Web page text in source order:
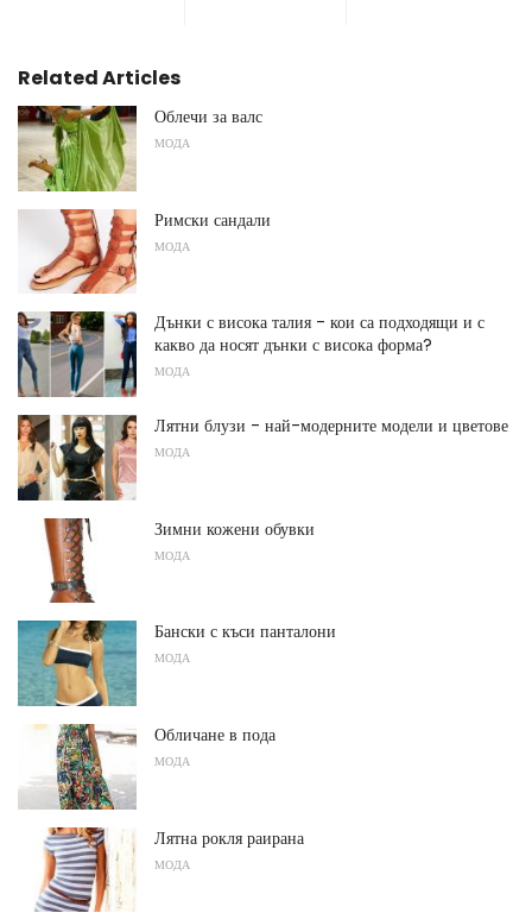
Related Articles
Облечи за валс
МОДА
Римски сандали
МОДА
Дънки с висока талия - кои са подходящи и с
какво да носят дънки с висока форма?
МОДА
Лятни блузи - най-модерните модели и цветове
МОДА
Зимни кожени обувки
МОДА
Бански с къси панталони
МОДА
Обличане в пода
МОДА
Лятна рокля раирана
МОДА